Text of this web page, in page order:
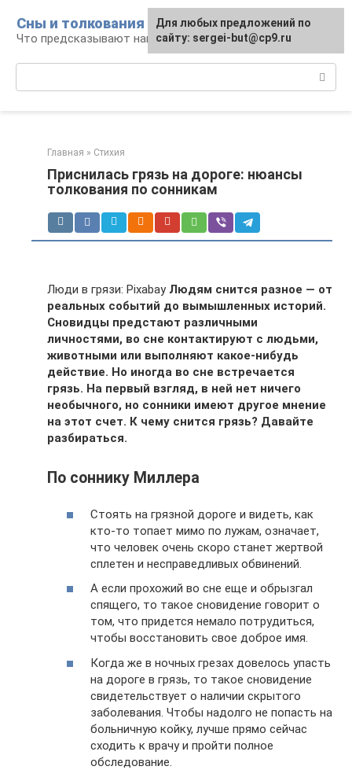
контенту
Сны и толкования
Что предсказывают нам наши сны
Главная » Стихия
Приснилась грязь на дороге: нюансы
толкования по сонникам
Люди в грязи: Pixabay Людям снится разное — от
реальных событий до вымышленных историй.
Сновидцы предстают различными
личностями, во сне контактируют с людьми,
животными или выполняют какое-нибудь
действие. Но иногда во сне встречается
грязь. На первый взгляд, в ней нет ничего
необычного, но сонники имеют другое мнение
на этот счет. К чему снится грязь? Давайте
разбираться.
По соннику Миллера
Стоять на грязной дороге и видеть, как
кто-то топает мимо по лужам, означает,
что человек очень скоро станет жертвой
сплетен и несправедливых обвинений.
А если прохожий во сне еще и обрызгал
спящего, то такое сновидение говорит о
том, что придется немало потрудиться,
чтобы восстановить свое доброе имя.
Когда же в ночных грезах довелось упасть
на дороге в грязь, то такое сновидение
свидетельствует о наличии скрытого
заболевания. Чтобы надолго не попасть на
больничную койку, лучше прямо сейчас
сходить к врачу и пройти полное
обследование.
Для любых предложений по
сайту: sergei-but@cp9.ru